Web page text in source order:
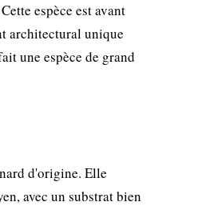
espèce est avant
architectural unique
une espèce de grand
d'origine. Elle
avec un substrat bien